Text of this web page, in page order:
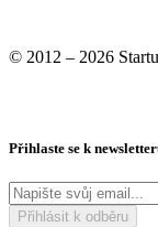
© 2012 – 2026
Přihlaste se k
Přihlásit k odběru